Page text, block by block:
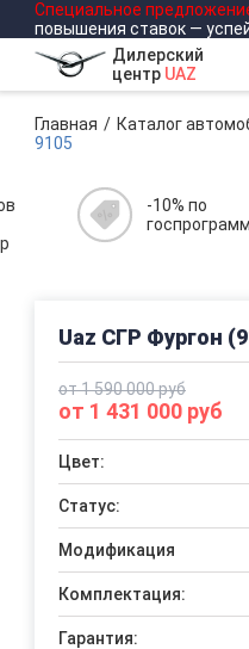
Специальное
повышения ставок —
Дилерский
центр UAZ
Главная Каталог
9105
-10% по
Uaz СГР Фургон
от 1 590 000 руб
от 1 431 000 руб
Цвет:
Статус:
Модификация
Комплектация:
Гарантия: